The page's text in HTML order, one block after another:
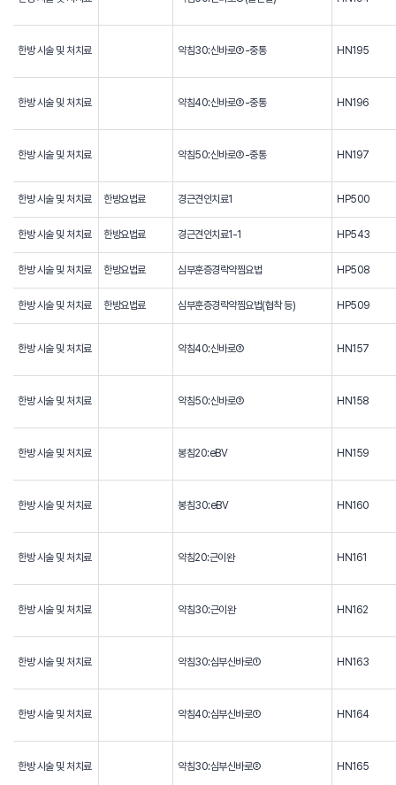
한방 시술 및 처치료 약침30:신바로③-중통 HN195
한방 시술 및 처치료 약침40:신바로③-중통 HN196
한방 시술 및 처치료 약침50:신바로③-중통 HN197
한방 시술 및 처치료 한방요법료 경근견인치료1 HP500
한방 시술 및 처치료 한방요법료 경근견인치료1-1 HP543
한방 시술 및 처치료 한방요법료 심부훈증경락약찜요법 HP508
한방 시술 및 처치료 한방요법료 심부훈증경락약찜요법(협착 등) HP509
한방 시술 및 처치료 약침40:신바로③ HN157
한방 시술 및 처치료 약침50:신바로③ HN158
한방 시술 및 처치료 봉침20:eBV HN159
한방 시술 및 처치료 봉침30:eBV HN160
한방 시술 및 처치료 약침20:근이완 HN161
한방 시술 및 처치료 약침30:근이완 HN162
한방 시술 및 처치료 약침30:심부신바로① HN163
한방 시술 및 처치료 약침40:심부신바로① HN164
한방 시술 및 처치료 약침30:심부신바로② HN165